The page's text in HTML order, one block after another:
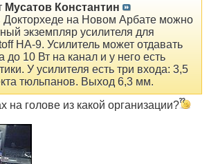
Мусатов Константин
Докторхеде на Новом Арбате можно
экземпляр усилителя для
HA-9. Усилитель может отдавать
до 10 Вт на канал и у него есть
У усилителя есть три входа: 3,5
тюльпанов. Выход 6,3 мм.
на голове из какой организации?